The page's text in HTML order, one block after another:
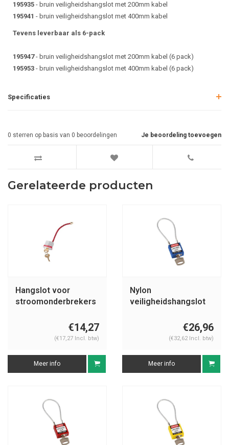
195935 - bruin veiligheidshangslot met 200mm kabel
195941 - bruin veiligheidshangslot met 400mm kabel
Tevens leverbaar als 6-pack
195947- bruin veiligheidshangslot met 200mm kabel (6 pack)
195953 - bruin veiligheidshangslot met 400mm kabel (6 pack)
Specificaties
Je beoordeling toevoegen
0 sterren op basis van 0 beoordelingen
Gerelateerde producten
Hangslot voor
stroomonderbrekers
€14,27
(€17,27 Incl. btw)
Meer info
Nylon
veiligheidshangslot
€26,96
(€32,62 Incl. btw)
Meer info